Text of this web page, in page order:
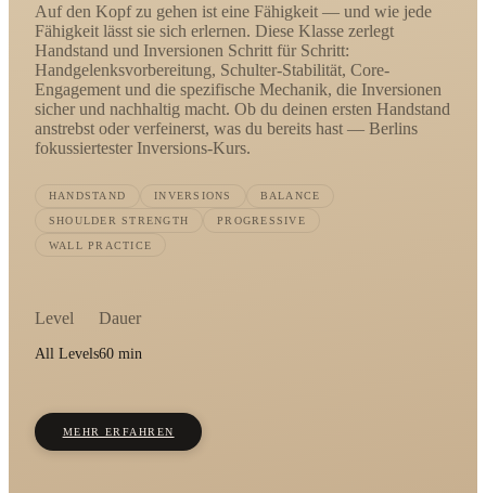
Auf den Kopf zu gehen ist eine Fähigkeit — und wie jede
Fähigkeit lässt sie sich erlernen. Diese Klasse zerlegt
Handstand und Inversionen Schritt für Schritt:
Handgelenksvorbereitung, Schulter-Stabilität, Core-
Engagement und die spezifische Mechanik, die Inversionen
sicher und nachhaltig macht. Ob du deinen ersten Handstand
anstrebst oder verfeinerst, was du bereits hast — Berlins
fokussiertester Inversions-Kurs.
HANDSTAND INVERSIONS BALANCE
SHOULDER STRENGTH PROGRESSIVE
WALL PRACTICE
Level
All Levels
Dauer
60 min
MEHR ERFAHREN